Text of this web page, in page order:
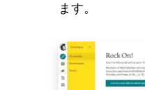
ます。